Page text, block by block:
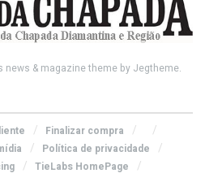
news & magazine theme by Jegtheme.
Finalizar compra
Política de privacidade
TieLabs HomePage